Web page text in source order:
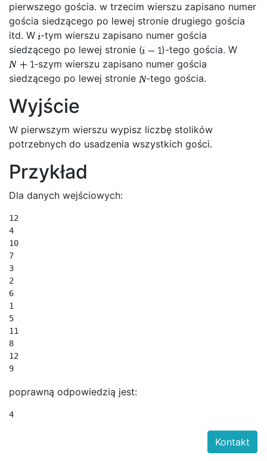
pierwszego gościa. w trzecim wierszu zapisano numer
gościa siedzącego po lewej stronie drugiego gościa
itd. W -tym wierszu zapisano numer gościa
siedzącego po lewej stronie (
)-tego gościa. W
-szym wierszu zapisano numer gościa
siedzącego po lewej stronie
-tego gościa.
Wyjście
W pierwszym wierszu wypisz liczbę stolików
potrzebnych do usadzenia wszystkich gości.
Przykład
Dla danych wejściowych:
12
4
10
7
3
2
6
1
5
11
8
12
9
poprawną odpowiedzią jest:
4
Kontakt